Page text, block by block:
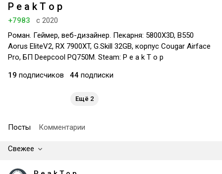
P e a k T o p
+7983
с 2020
Роман. Геймер, веб-дизайнер. Пекарня: 5800X3D, B550
Aorus EliteV2, RX 7900XT, G.Skill 32GB, корпус Cougar Airface
Pro, БП Deepcool PQ750M. Steam: P e a k T o p
19 подписчиков 44 подписки
Ещё 2
Посты Комментарии
Свежее